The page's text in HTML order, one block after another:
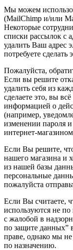
Мы можем
(MailChimp и/или
Некоторые
списки рассылок с
удалить Ваш адрес
потребуете сделать
Пожалуйста,
Если вы решите
удалить себя из
сделаете это, вы
информацией о
(например,
изменении пароля
интернет-
Если Вы решите,
нашего магазина и
из нашей базы
персональные
пожалуйста
Если Вы считаете,
используются не
с жалобой в
по защите данных”
праве, однако мы
по назначению.